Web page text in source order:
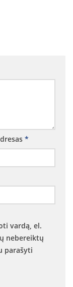
*
vardą, el.
nebereiktų
parašyti